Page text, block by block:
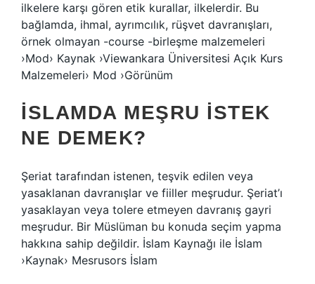
ilkelere karşı gören etik kurallar, ilkelerdir. Bu
bağlamda, ihmal, ayrımcılık, rüşvet davranışları,
örnek olmayan -course -birleşme malzemeleri
›Mod› Kaynak ›Viewankara Üniversitesi Açık Kurs
Malzemeleri› Mod ›Görünüm
İSLAMDA MEŞRU ISTEK
NE DEMEK?
Şeriat tarafından istenen, teşvik edilen veya
yasaklanan davranışlar ve fiiller meşrudur. Şeriat’ı
yasaklayan veya tolere etmeyen davranış gayri
meşrudur. Bir Müslüman bu konuda seçim yapma
hakkına sahip değildir. İslam Kaynağı ile İslam
›Kaynak› Mesrusors İslam